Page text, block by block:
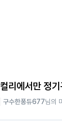
컬리에서만 정기
구수한퐁듀677님의